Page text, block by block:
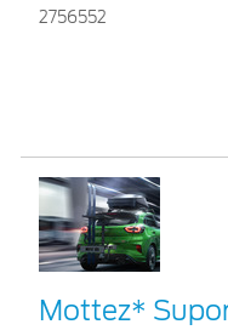
2756552
Mottez*